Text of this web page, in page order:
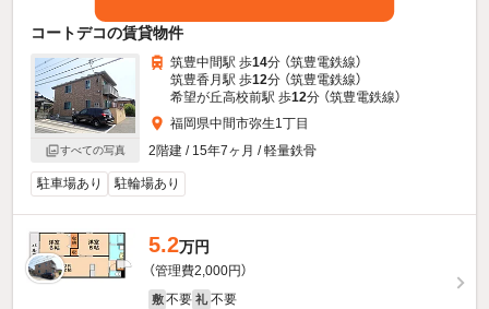
コートデコの賃貸物件
すべての写真
筑豊中間駅 歩14分 （筑豊電鉄線）
筑豊香月駅 歩12分 （筑豊電鉄線）
希望が丘高校前駅 歩12分 （筑豊電鉄線）
福岡県中間市弥生1丁目
2階建 / 15年7ヶ月 / 軽量鉄骨
駐車場あり 駐輪場あり
5.2万円
（管理費2,000円）
敷 不要 礼 不要